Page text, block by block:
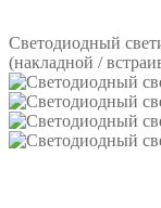
Светодиодный
(накладной /